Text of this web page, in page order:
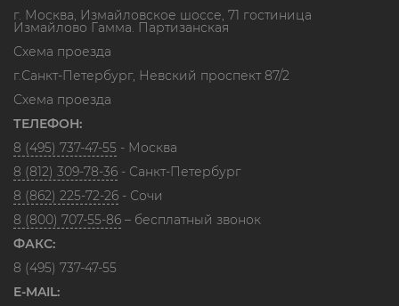
г. Москва, Измайловское шоссе, 71 гостиница
Измайлово Гамма. Партизанская
Схема проезда
г.Санкт-Петербург, Невский проспект 87/2
Схема проезда
ТЕЛЕФОН:
8 (495) 737-47-55 - Москва
8 (812) 309-78-36 - Санкт-Петербург
8 (862) 225-72-26 - Сочи
8 (800) 707-55-86 – бесплатный звонок
ФАКС:
8 (495) 737-47-55
E-MAIL: